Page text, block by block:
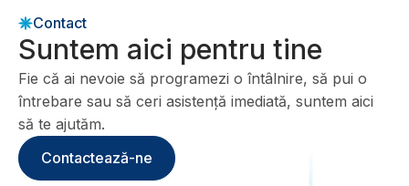
Contact
Suntem aici pentru tine
Fie că ai nevoie să programezi o întâlnire, să pui o
întrebare sau să ceri asistență imediată, suntem aici
să te ajutăm.
Contactează-ne